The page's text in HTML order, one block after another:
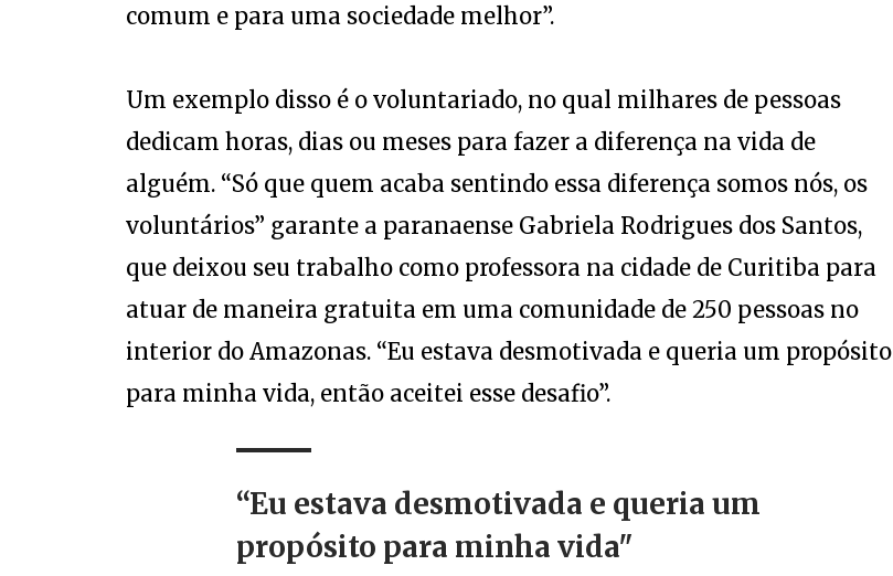
comum e para uma sociedade melhor”.
Um exemplo disso é o voluntariado, no qual milhares de pessoas
dedicam horas, dias ou meses para fazer a diferença na vida de
alguém. “Só que quem acaba sentindo essa diferença somos nós, os
voluntários” garante a paranaense Gabriela Rodrigues dos Santos,
que deixou seu trabalho como professora na cidade de Curitiba para
atuar de maneira gratuita em uma comunidade de 250 pessoas no
interior do Amazonas. “Eu estava desmotivada e queria um propósito
para minha vida, então aceitei esse desafio”.
“Eu estava desmotivada e queria um
propósito para minha vida"